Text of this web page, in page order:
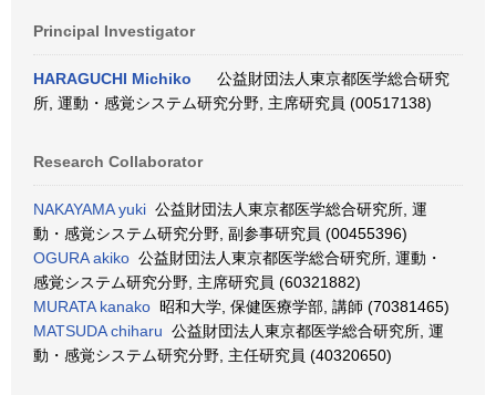
Principal Investigator
HARAGUCHI Michiko
公益財団法人東京都医学総合研究
所, 運動・感覚システム研究分野, 主席研究員 (00517138)
Research Collaborator
NAKAYAMA yuki 公益財団法人東京都医学総合研究所, 運
動・感覚システム研究分野, 副参事研究員 (00455396)
OGURA akiko 公益財団法人東京都医学総合研究所, 運動・
感覚システム研究分野, 主席研究員 (60321882)
MURATA kanako 昭和大学, 保健医療学部, 講師 (70381465)
MATSUDA chiharu 公益財団法人東京都医学総合研究所, 運
動・感覚システム研究分野, 主任研究員 (40320650)